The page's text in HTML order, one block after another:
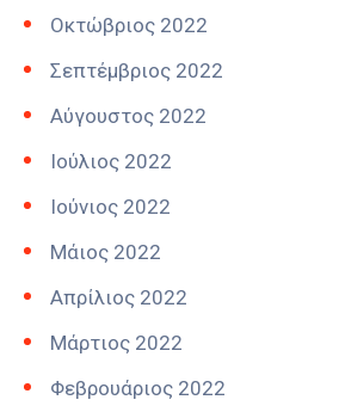
Οκτώβριος 2022
Σεπτέμβριος 2022
Αύγουστος 2022
Ιούλιος 2022
Ιούνιος 2022
Μάιος 2022
Απρίλιος 2022
Μάρτιος 2022
Φεβρουάριος 2022